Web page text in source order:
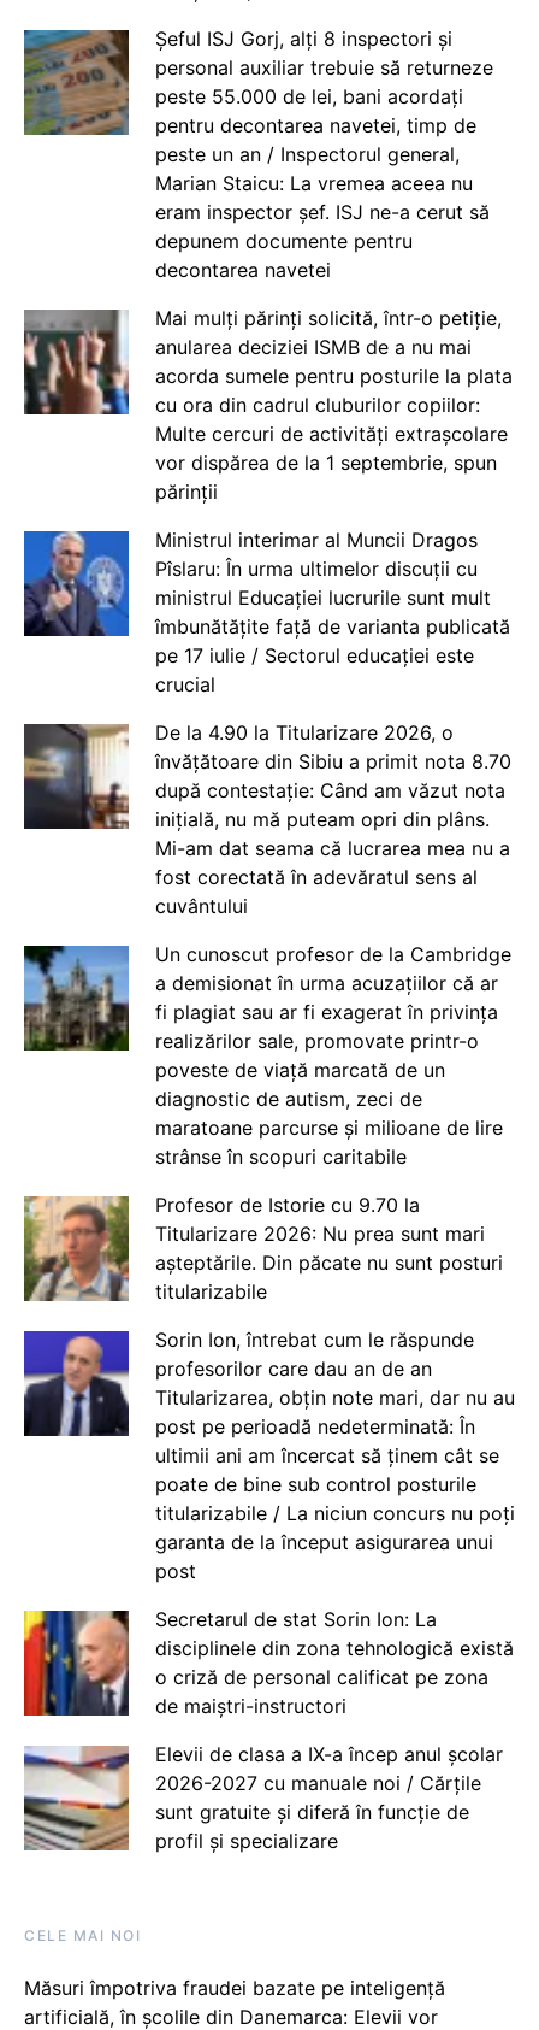
Șeful ISJ Gorj, alți 8 inspectori și
personal auxiliar trebuie să returneze
peste 55.000 de lei, bani acordați
pentru decontarea navetei, timp de
peste un an / Inspectorul general,
Marian Staicu: La vremea aceea nu
eram inspector șef. ISJ ne-a cerut să
depunem documente pentru
decontarea navetei
Mai mulți părinți solicită, într-o petiție,
anularea deciziei ISMB de a nu mai
acorda sumele pentru posturile la plata
cu ora din cadrul cluburilor copiilor:
Multe cercuri de activități extrașcolare
vor dispărea de la 1 septembrie, spun
părinții
Ministrul interimar al Muncii Dragos
Pîslaru: În urma ultimelor discuții cu
ministrul Educației lucrurile sunt mult
îmbunătățite față de varianta publicată
pe 17 iulie / Sectorul educației este
crucial
De la 4.90 la Titularizare 2026, o
învățătoare din Sibiu a primit nota 8.70
după contestație: Când am văzut nota
inițială, nu mă puteam opri din plâns.
Mi-am dat seama că lucrarea mea nu a
fost corectată în adevăratul sens al
cuvântului
Un cunoscut profesor de la Cambridge
a demisionat în urma acuzațiilor că ar
fi plagiat sau ar fi exagerat în privința
realizărilor sale, promovate printr-o
poveste de viață marcată de un
diagnostic de autism, zeci de
maratoane parcurse și milioane de lire
strânse în scopuri caritabile
Profesor de Istorie cu 9.70 la
Titularizare 2026: Nu prea sunt mari
așteptările. Din păcate nu sunt posturi
titularizabile
Sorin Ion, întrebat cum le răspunde
profesorilor care dau an de an
Titularizarea, obțin note mari, dar nu au
post pe perioadă nedeterminată: În
ultimii ani am încercat să ținem cât se
poate de bine sub control posturile
titularizabile / La niciun concurs nu poți
garanta de la început asigurarea unui
post
Secretarul de stat Sorin Ion: La
disciplinele din zona tehnologică există
o criză de personal calificat pe zona
de maiștri-instructori
Elevii de clasa a IX-a încep anul școlar
2026-2027 cu manuale noi / Cărțile
sunt gratuite și diferă în funcție de
profil și specializare
CELE MAI NOI
Măsuri împotriva fraudei bazate pe inteligență
artificială, în școlile din Danemarca: Elevii vor